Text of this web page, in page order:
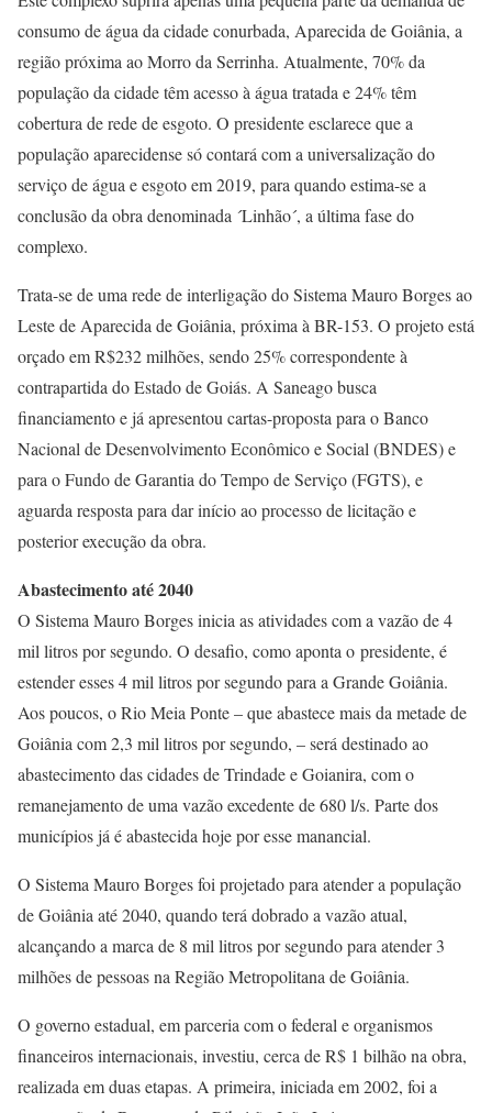
consumo de água da cidade conurbada, Aparecida de Goiânia, a
região próxima ao Morro da Serrinha. Atualmente, 70% da
população da cidade têm acesso à água tratada e 24% têm
cobertura de rede de esgoto. O presidente esclarece que a
população aparecidense só contará com a universalização do
serviço de água e esgoto em 2019, para quando estima-se a
conclusão da obra denominada ´Linhão´, a última fase do
complexo.
Trata-se de uma rede de interligação do Sistema Mauro Borges ao
Leste de Aparecida de Goiânia, próxima à BR-153. O projeto está
orçado em R$232 milhões, sendo 25% correspondente à
contrapartida do Estado de Goiás. A Saneago busca
financiamento e já apresentou cartas-proposta para o Banco
Nacional de Desenvolvimento Econômico e Social (BNDES) e
para o Fundo de Garantia do Tempo de Serviço (FGTS), e
aguarda resposta para dar início ao processo de licitação e
posterior execução da obra.
Abastecimento até 2040
O Sistema Mauro Borges inicia as atividades com a vazão de 4
mil litros por segundo. O desafio, como aponta o presidente, é
estender esses 4 mil litros por segundo para a Grande Goiânia.
Aos poucos, o Rio Meia Ponte – que abastece mais da metade de
Goiânia com 2,3 mil litros por segundo, – será destinado ao
abastecimento das cidades de Trindade e Goianira, com o
remanejamento de uma vazão excedente de 680 l/s. Parte dos
municípios já é abastecida hoje por esse manancial.
O Sistema Mauro Borges foi projetado para atender a população
de Goiânia até 2040, quando terá dobrado a vazão atual,
alcançando a marca de 8 mil litros por segundo para atender 3
milhões de pessoas na Região Metropolitana de Goiânia.
O governo estadual, em parceria com o federal e organismos
financeiros internacionais, investiu, cerca de R$ 1 bilhão na obra,
realizada em duas etapas. A primeira, iniciada em 2002, foi a